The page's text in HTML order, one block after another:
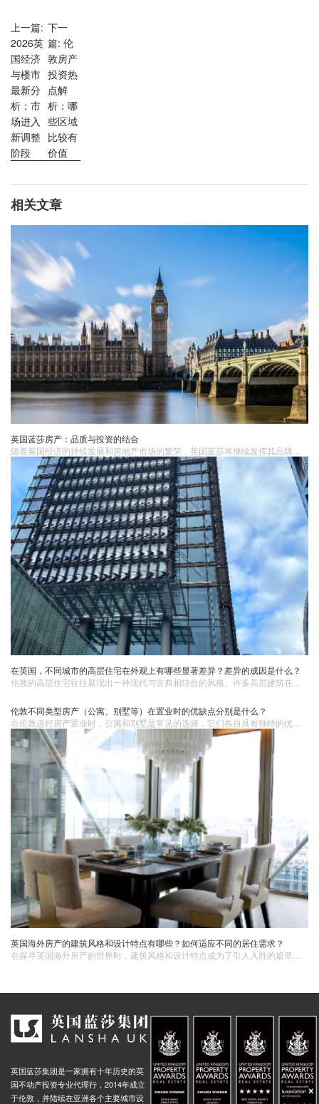
上一篇:
2026英
国经济
与楼市
最新分
析：市
场进入
新调整
阶段
下一
篇: 伦
敦房产
投资热
点解
析：哪
些区域
比较有
价值
相关文章
英国蓝莎房产：品质与投资的结合
在英国，不同城市的高层住宅在外观上有哪些显著差异？差异的成因是什么？
伦敦不同类型房产（公寓、别墅等）在置业时的优缺点分别是什么？
英国海外房产的建筑风格和设计特点有哪些？如何适应不同的居住需求？
英国蓝莎集团是一家拥有十年历史的英
国不动产投资专业代理行，2014年成立
于伦敦，并陆续在亚洲各个主要城市设